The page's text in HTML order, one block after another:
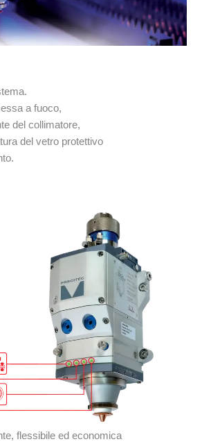
a fuoco,
del collimatore,
del vetro protettivo
flessibile ed economica